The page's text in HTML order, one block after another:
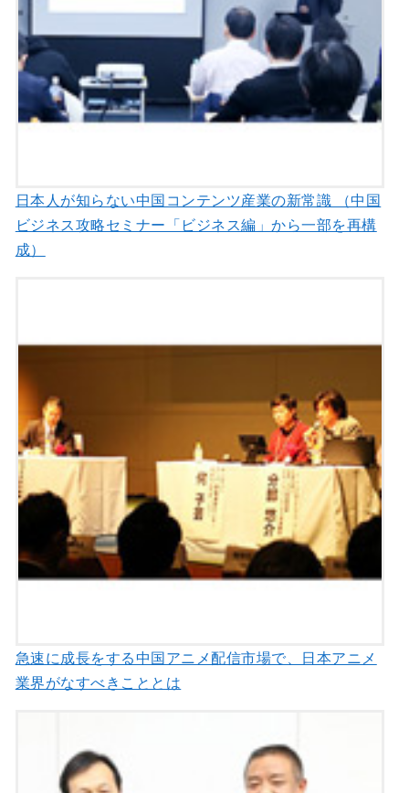
日本人が知らない中国コンテンツ産業の新常識 （中国
ビジネス攻略セミナー「ビジネス編」から一部を再構
成）
急速に成長をする中国アニメ配信市場で、日本アニメ
業界がなすべきこととは